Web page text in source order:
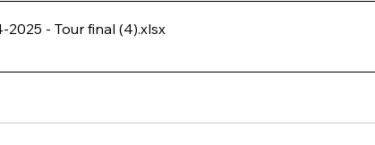
- Tour final (4).xlsx